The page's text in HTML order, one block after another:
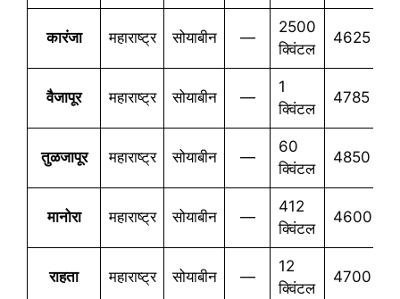
कारंजा महाराष्ट्र सोयाबीन —
2500
क्विंटल
4625
वैजापूर महाराष्ट्र सोयाबीन —
1
क्विंटल
4785
तुळजापूर महाराष्ट्र सोयाबीन —
60
क्विंटल
4850
मानोरा महाराष्ट्र सोयाबीन —
412
क्विंटल
4600
राहता महाराष्ट्र सोयाबीन —
12
क्विंटल
4700